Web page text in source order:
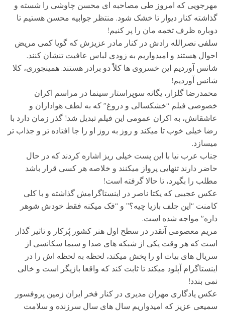
مهرجویی که امروز طی مصاحبه ای محسن چاوشی را شسته و
گذاشته کنار دیوار تا خشک شود. منتظر جوابیه محسن هستیم تا
دوباره ظرف تخمه مان را پر کنیم!
سلفی نصرالله رادش در کنار مادر عزیزش که گویا کمی مریض
احوال هستند و امیدواریم به زودی لباس عافیت تنشان کنند.
شانس آوردیم این خسروی ها کلاً دو برادر هستند. همینجوری، کلا
شانس آوردیم!
محمدرضا گلزار، یگانه سوپراستار سینما در مراسم اکران
خصوصی فیلم “خشکسالی و دروغ” که به لطف هواداران و
عاشقانش، به اکران عمومی این فیلم تبدیل شد! گذر زمان دارد با
رضا خیلی خوب تا میکند و روز به روز او را جا افتاده تر و جذاب تر
میسازد.
جناب عرب نیا با این پست خیلی ریز اشاره کردند که در حال
حاضر دارند تنهایی پرواز میکنند و خلاصه هر کسی قرار باشد
مطلب را بگیرد، تا حالا گرفته است!
عکس عجیبی که یکتا ناصر در اینستاگرامش گذاشته و با کلی
کامنت “این جلف بازیا چیه؟” و “فک میکنه فقط خودش شوهر
داره” مواجه شده است.
مریم معصومی آنقدر در سطح اول هنر کشور پُرکار و تاثیر گذار
است که هر وقت یکی از شبکه های صدا و سیما سکانسی از
سریال های بیات او را پخش میکند، لحظه به لحظه اش را در
اینستاگرام آپلود میکند تا ثابت کند که واقعا بازیگر است و خالی
نمی بندد!
عکس یادگاری مهران مدیری در کنار فخر ایران زمین پروفسور
سمیعی عزیز که امیدواریم سال های سال سرزنده و سلامت